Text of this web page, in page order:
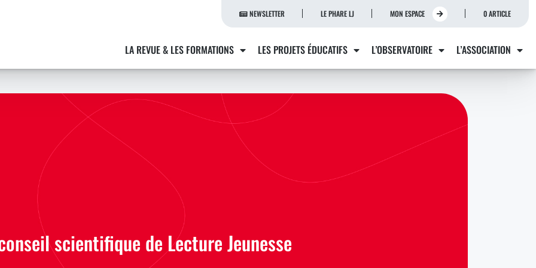
NEWSLETTER LE PHARE LJ MON ESPACE 0 ARTICLE
LA REVUE & LES FORMATIONS LES PROJETS ÉDUCATIFS L’OBSERVATOIRE L’ASSOCIATION
scientifique de Lecture Jeunesse